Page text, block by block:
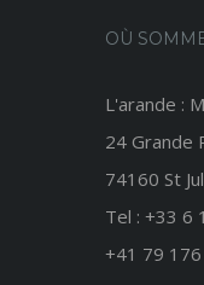
OÙ
L'arande :
24 Grande
74160 St
Tel : +33 6
+41 79